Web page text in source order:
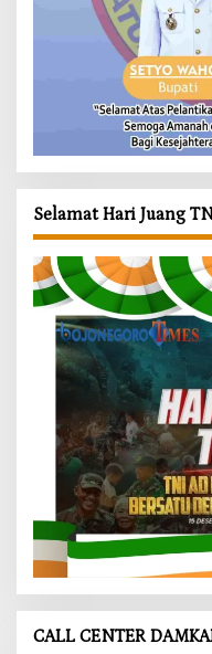
Selamat Hari Juang
CALL CENTER